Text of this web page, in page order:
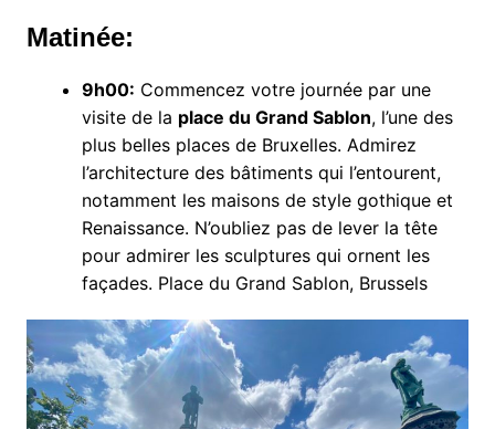
Matinée:
9h00: Commencez votre journée par une
visite de la place du Grand Sablon, l’une des
plus belles places de Bruxelles. Admirez
l’architecture des bâtiments qui l’entourent,
notamment les maisons de style gothique et
Renaissance. N’oubliez pas de lever la tête
pour admirer les sculptures qui ornent les
façades. Place du Grand Sablon, Brussels